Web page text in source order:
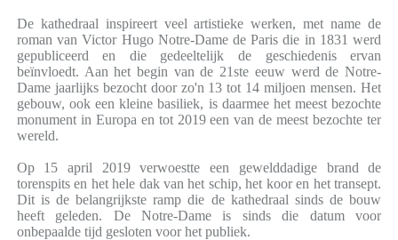
De kathedraal inspireert veel artistieke werken, met name de
roman van Victor Hugo Notre-Dame de Paris die in 1831 werd
gepubliceerd en die gedeeltelijk de geschiedenis ervan
beïnvloedt. Aan het begin van de 21ste eeuw werd de Notre-
Dame jaarlijks bezocht door zo'n 13 tot 14 miljoen mensen. Het
gebouw, ook een kleine basiliek, is daarmee het meest bezochte
monument in Europa en tot 2019 een van de meest bezochte ter
wereld.
Op 15 april 2019 verwoestte een gewelddadige brand de
torenspits en het hele dak van het schip, het koor en het transept.
Dit is de belangrijkste ramp die de kathedraal sinds de bouw
heeft geleden. De Notre-Dame is sinds die datum voor
onbepaalde tijd gesloten voor het publiek.